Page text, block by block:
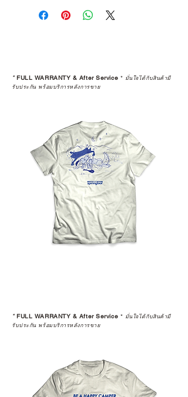
*FULL WARRANTY & After Service * มั่นใจได้กับสินค้ามี
รับประกัน พร้อมบริการหลังการขาย
*FULL WARRANTY & After Service * มั่นใจได้กับสินค้ามี
รับประกัน พร้อมบริการหลังการขาย